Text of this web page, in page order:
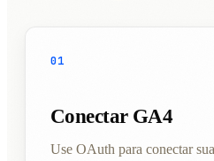
01
Conectar GA4
Use OAuth para conectar